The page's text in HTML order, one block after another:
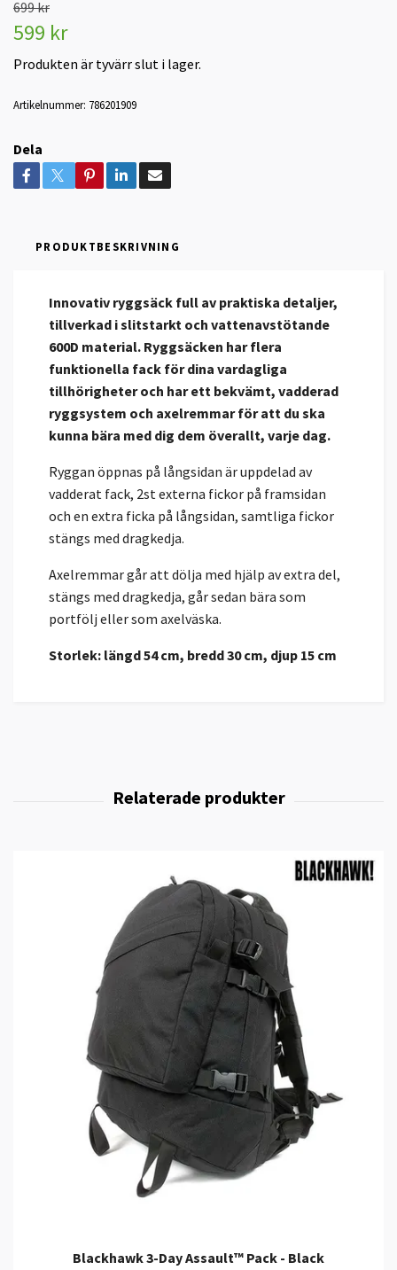
699 kr
599 kr
Produkten är tyvärr slut i lager.
Artikelnummer: 786201909
Dela
PRODUKTBESKRIVNING
Innovativ ryggsäck full av praktiska detaljer,
tillverkad i slitstarkt och vattenavstötande
600D material. Ryggsäcken har flera
funktionella fack för dina vardagliga
tillhörigheter och har ett bekvämt, vadderad
ryggsystem och axelremmar för att du ska
kunna bära med dig dem överallt, varje dag.
Ryggan öppnas på långsidan är uppdelad av
vadderat fack, 2st externa fickor på framsidan
och en extra ficka på långsidan, samtliga fickor
stängs med dragkedja.
Axelremmar går att dölja med hjälp av extra del,
stängs med dragkedja, går sedan bära som
portfölj eller som axelväska.
Storlek: längd 54 cm, bredd 30 cm, djup 15 cm
Blackhawk 3-Day Assault™ Pack - Black